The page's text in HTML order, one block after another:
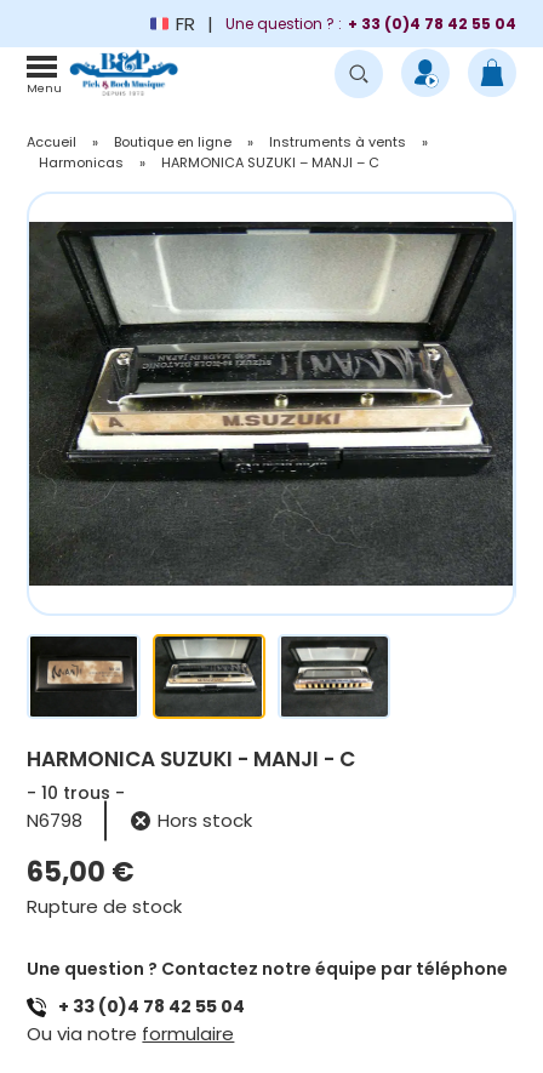
FR Une question ? : + 33 (0)4 78 42 55 04
Menu
Accueil » Boutique en ligne » Instruments à vents
»
Harmonicas
» HARMONICA SUZUKI – MANJI – C
HARMONICA SUZUKI - MANJI - C
- 10 trous -
N6798 Hors stock
65,00 €
Rupture de stock
Une question ? Contactez notre équipe par téléphone
+ 33 (0)4 78 42 55 04
Ou via notre formulaire